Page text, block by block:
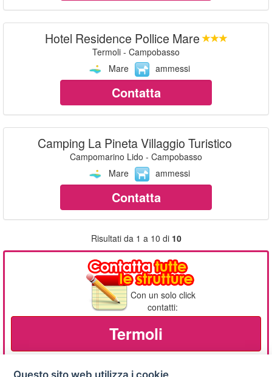
Hotel Residence Pollice Mare
Termoli - Campobasso
Mare
ammessi
Contatta
Camping La Pineta Villaggio Turistico
Campomarino Lido - Campobasso
Mare
ammessi
Contatta
Risultati da 1 a 10 di 10
Con un solo click
contatti:
Termoli
Questo sito web utilizza i cookie